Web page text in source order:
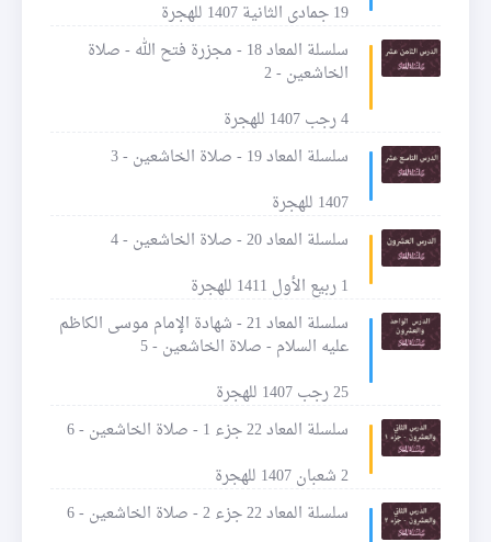
19 جمادى الثانية 1407 للهجرة
سلسلة المعاد 18 - مجزرة فتح الله - صلاة
الخاشعين - 2
4 رجب 1407 للهجرة
سلسلة المعاد 19 - صلاة الخاشعين - 3
1407 للهجرة
سلسلة المعاد 20 - صلاة الخاشعين - 4
1 ربيع الأول 1411 للهجرة
سلسلة المعاد 21 - شهادة الإمام موسى الكاظم
عليه السلام - صلاة الخاشعين - 5
25 رجب 1407 للهجرة
سلسلة المعاد 22 جزء 1 - صلاة الخاشعين - 6
2 شعبان 1407 للهجرة
سلسلة المعاد 22 جزء 2 - صلاة الخاشعين - 6